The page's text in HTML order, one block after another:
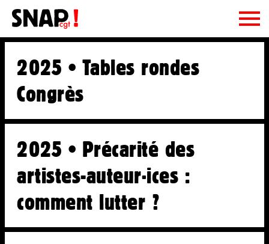
Le SNAP CGT
le SNAP CGT, c'est quoi ?
On fait quoi ?
La CE et le Bureau
La CGT
Syndi-quoi ?
Régions
Adhésion
Publications
Podcasts
Fiches pratiques
Document d'orientation
Archives
2025 • Tables rondes
Congrès
2025 • Précarité des
artistes-auteur·ices :
comment lutter ?